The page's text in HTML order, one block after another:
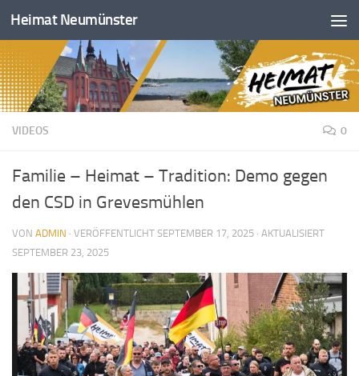
Zum Inhalt springen
Heimat Neumünster
VIDEOS 0
Familie – Heimat – Tradition: Demo gegen
den CSD in Grevesmühlen
VON ADMIN · VERÖFFENTLICHT SEPTEMBER 17, 2025 · AKTUALISIERT
SEPTEMBER 23, 2025